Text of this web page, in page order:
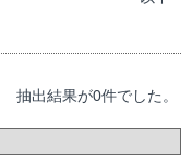
抽出結果が0件でした。